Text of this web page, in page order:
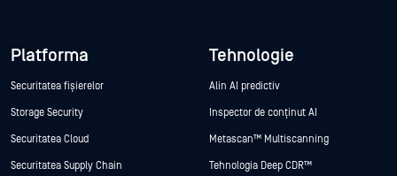
Platforma
Securitatea fișierelor
Storage Security
Securitatea Cloud
Securitatea Supply Chain
Tehnologie
Alin AI predictiv
Inspector de conținut AI
Metascan™ Multiscanning
Tehnologia Deep CDR™